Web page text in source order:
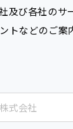
及び各社のサ
トなどのご案